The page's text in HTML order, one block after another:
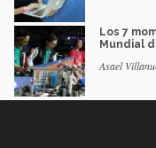
Los 7
Mundial
Asael